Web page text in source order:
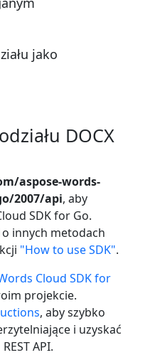
jako
DOCX
aspose-words-
2007/api, aby
SDK for Go.
innych metodach
"How to use SDK".
Cloud SDK for
projekcie.
, aby szybko
i uzyskać
API.